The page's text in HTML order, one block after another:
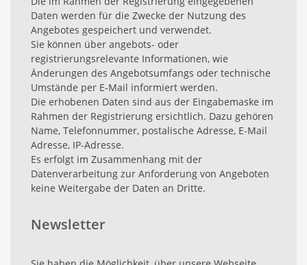
Daten werden für die Zwecke der Nutzung des
Angebotes gespeichert und verwendet.
Sie können über angebots- oder
registrierungsrelevante Informationen, wie
Änderungen des Angebotsumfangs oder technische
Umstände per E-Mail informiert werden.
Die erhobenen Daten sind aus der Eingabemaske im
Rahmen der Registrierung ersichtlich. Dazu gehören
Name, Telefonnummer, postalische Adresse, E-Mail
Adresse, IP-Adresse.
Es erfolgt im Zusammenhang mit der
Datenverarbeitung zur Anforderung von Angeboten
keine Weitergabe der Daten an Dritte.
Newsletter